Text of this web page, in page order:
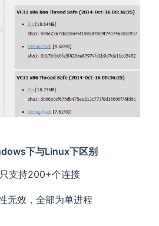
下与Linux下区别
支持200+个连接
无效，全部为单进程